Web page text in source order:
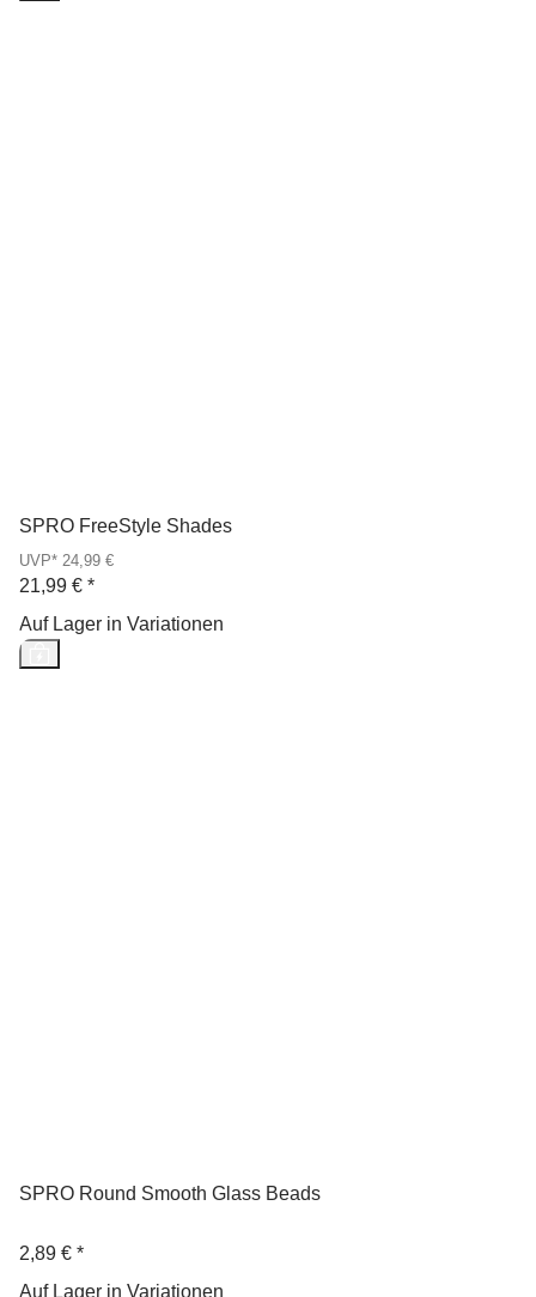
SPRO FreeStyle Shades
UVP* 24,99 €
21,99 € *
Auf Lager in Variationen
Neu
SPRO Round Smooth Glass Beads
2,89 € *
Auf Lager in Variationen